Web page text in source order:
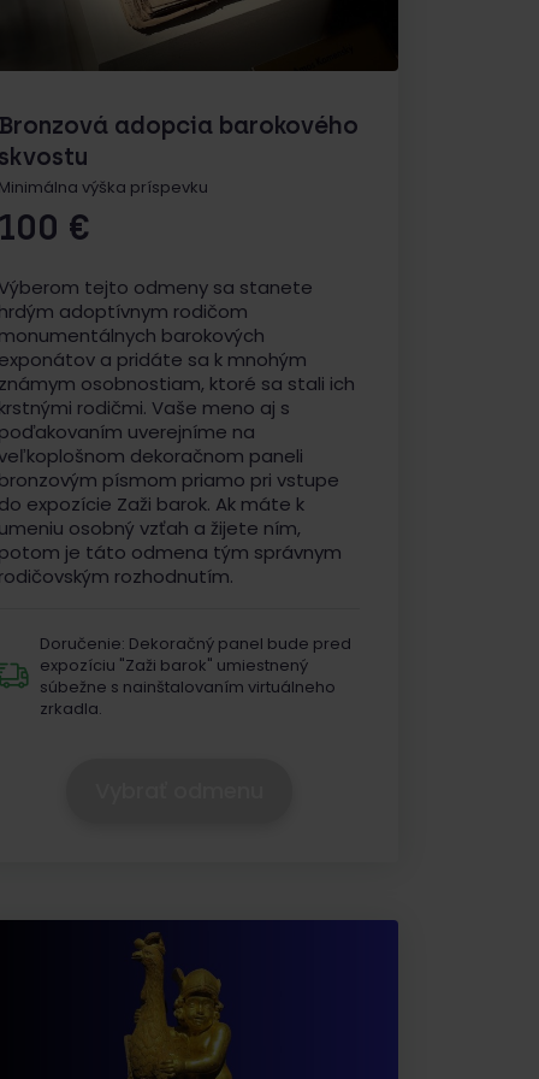
Bronzová adopcia barokového
skvostu
Minimálna výška príspevku
100 €
tejto odmeny sa stanete
hrdým adoptívnym rodičom
monumentálnych barokových
exponátov a pridáte sa k mnohým
známym osobnostiam, ktoré sa stali ich
krstnými rodičmi. Vaše meno aj s
poďakovaním uverejníme na
dekoračnom paneli
bronzovým písmom priamo pri vstupe
do expozície Zaži barok. Ak máte k
umeniu osobný vzťah a žijete ním,
potom je táto odmena tým správnym
rodičovským rozhodnutím.
Doručenie: Dekoračný panel bude pred
expozíciu "Zaži barok" umiestnený
súbežne s nainštalovaním virtuálneho
zrkadla.